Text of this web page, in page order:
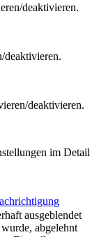
deaktivieren.
deaktivieren.
deaktivieren.
im Detail
ausgeblendet
abgelehnt